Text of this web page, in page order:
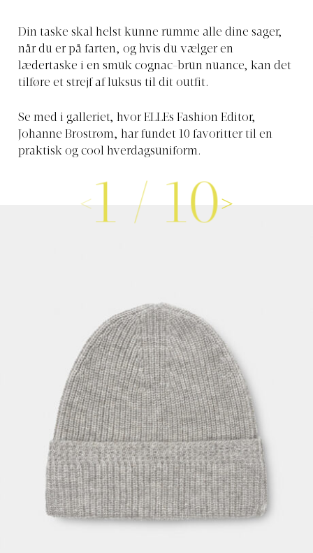
Din taske skal helst kunne rumme alle dine sager,
når du er på farten, og hvis du vælger en
lædertaske i en smuk cognac-brun nuance, kan det
tilføre et strejf af luksus til dit outfit.
Se med i galleriet, hvor ELLEs Fashion Editor,
Johanne Brostrøm, har fundet 10 favoritter til en
praktisk og cool hverdagsuniform.
1 / 10